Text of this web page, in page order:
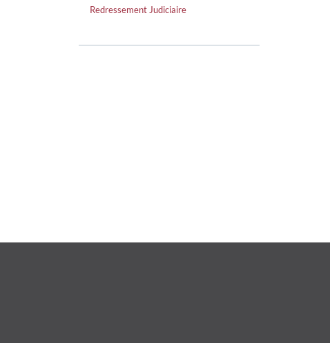
Redressement Judiciaire